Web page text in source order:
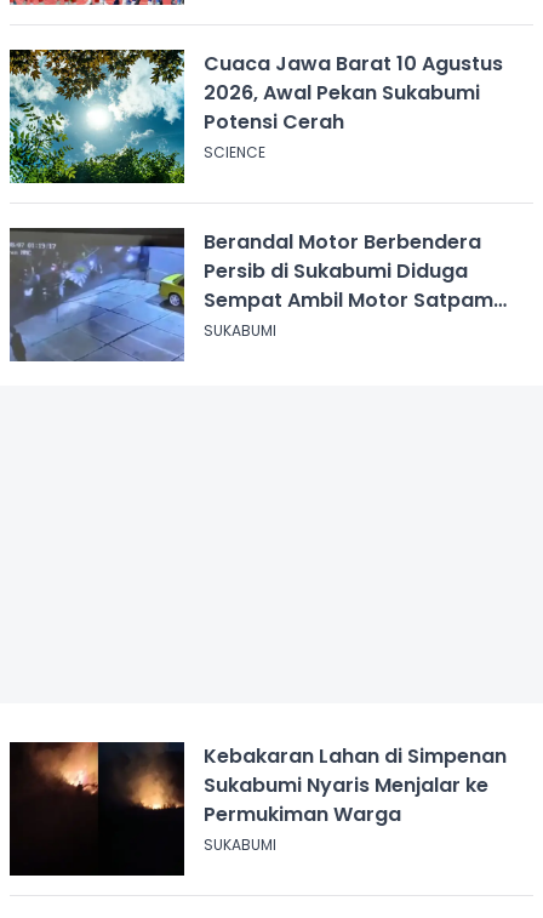
Cuaca Jawa Barat 10 Agustus
2026, Awal Pekan Sukabumi
Potensi Cerah
SCIENCE
Berandal Motor Berbendera
Persib di Sukabumi Diduga
Sempat Ambil Motor Satpam
SPPG usai Dikeroyok
SUKABUMI
Kebakaran Lahan di Simpenan
Sukabumi Nyaris Menjalar ke
Permukiman Warga
SUKABUMI